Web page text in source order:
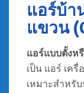
แอร์บ้า
แขวน
แอร์แบบตั้งห
เป็น แอร์ เค
เหมาะสำหรั